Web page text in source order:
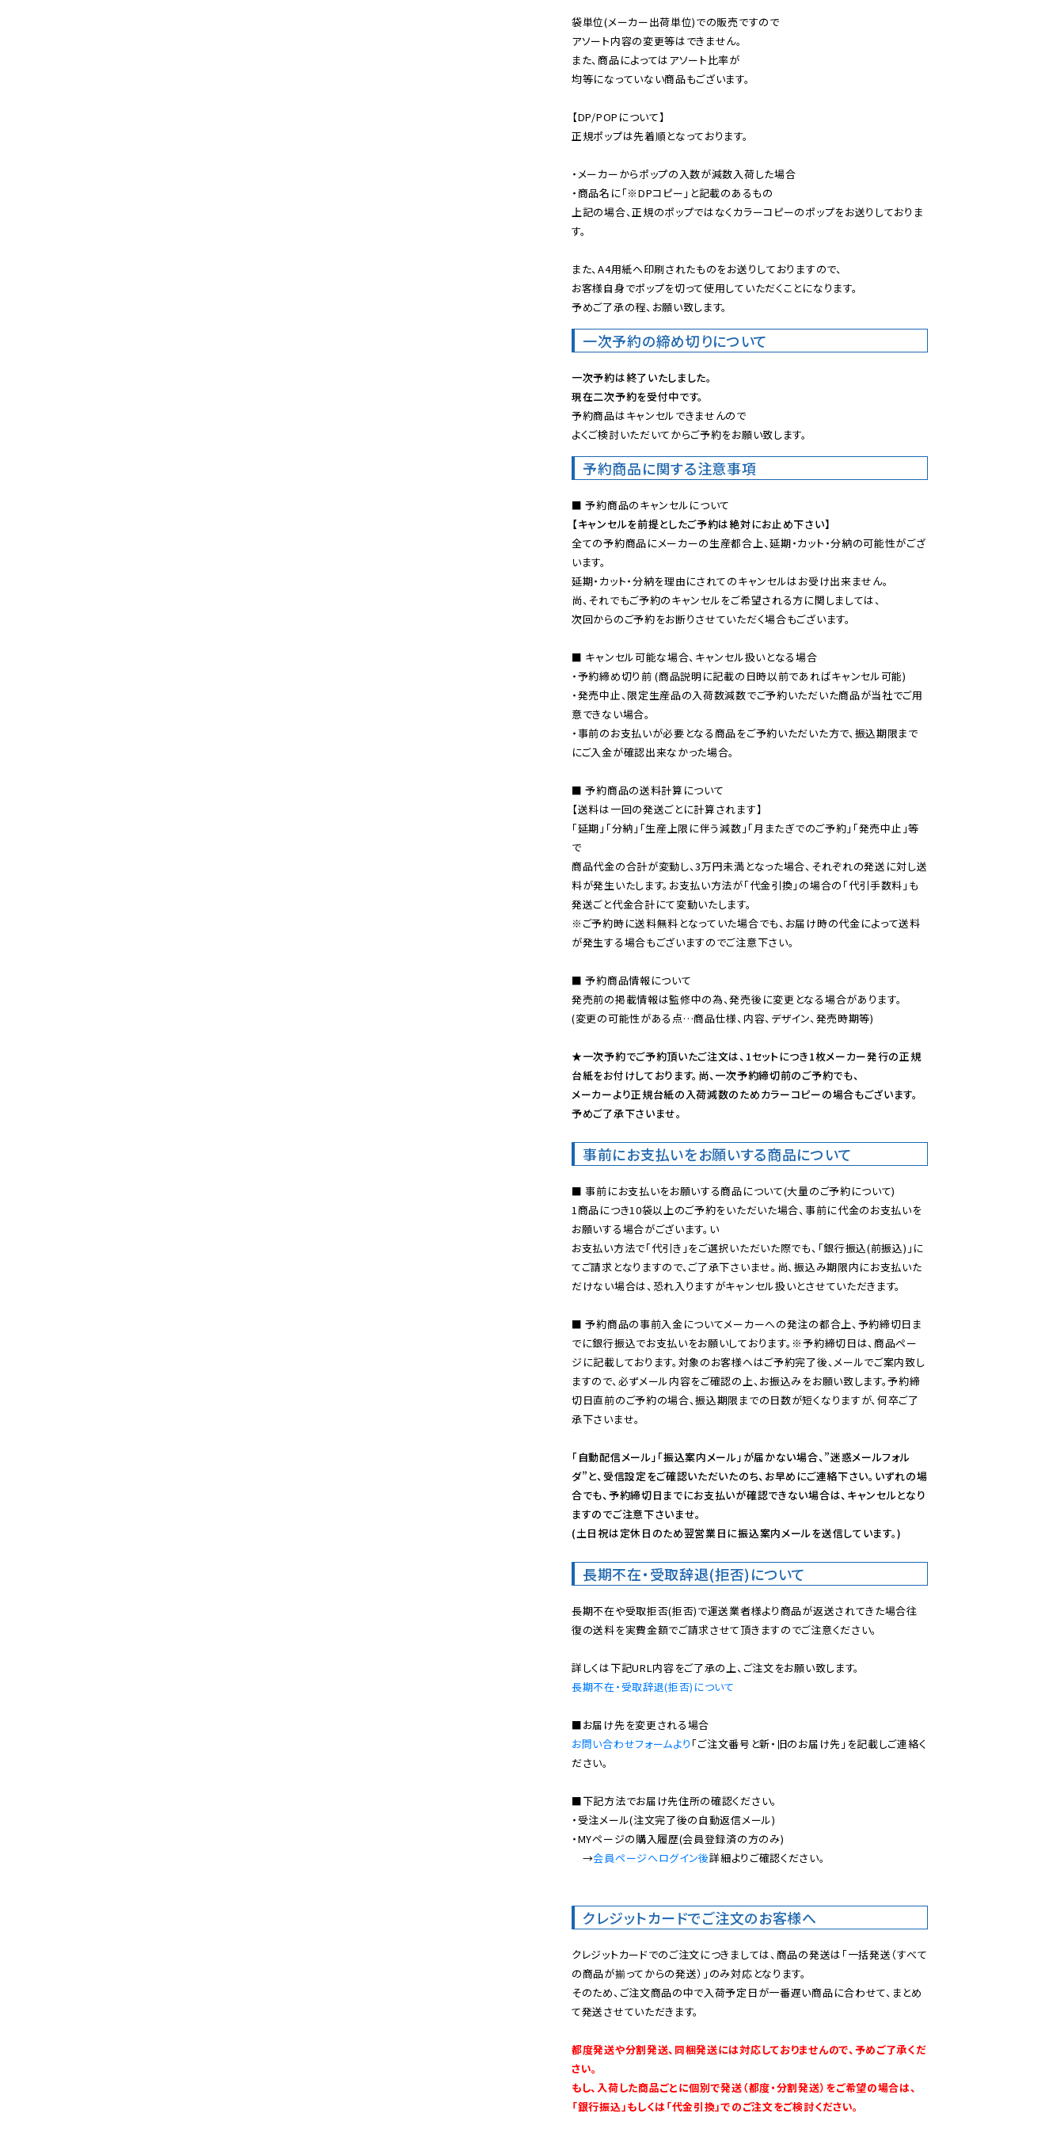
袋単位(メーカー出荷単位)での販売ですので
アソート内容の変更等はできません。
また、商品によってはアソート比率が
均等になっていない商品もございます。
【DP/POPについて】
正規ポップは先着順となっております。
・メーカーからポップの入数が減数入荷した場合
・商品名に「※DPコピー」と記載のあるもの
上記の場合、正規のポップではなくカラーコピーのポップをお送りしておりま
す。
また、A4用紙へ印刷されたものをお送りしておりますので、
お客様自身でポップを切って使用していただくことになります。
予めご了承の程、お願い致します。
一次予約の締め切りについて
一次予約は終了いたしました。
現在二次予約を受付中です。
予約商品はキャンセルできませんので
よくご検討いただいてからご予約をお願い致します。
予約商品に関する注意事項
【キャンセルを前提としたご予約は絶対にお止め下さい】
全ての予約商品にメーカーの生産都合上、延期・カット・分納の可能性がござ
います。
延期・カット・分納を理由にされてのキャンセルはお受け出来ません。
尚、それでもご予約のキャンセルをご希望される方に関しましては、
次回からのご予約をお断りさせていただく場合もございます。
■ キャンセル可能な場合、キャンセル扱いとなる場合
・予約締め切り前 (商品説明に記載の日時以前であればキャンセル可能)
・発売中止、限定生産品の入荷数減数でご予約いただいた商品が当社でご用
意できない場合。
・事前のお支払いが必要となる商品をご予約いただいた方で、振込期限まで
にご入金が確認出来なかった場合。
■ 予約商品の送料計算について
【送料は一回の発送ごとに計算されます】
「延期」「分納」「生産上限に伴う減数」「月またぎでのご予約」「発売中止」等
で
商品代金の合計が変動し、3万円未満となった場合、それぞれの発送に対し送
料が発生いたします。お支払い方法が「代金引換」の場合の「代引手数料」も
※ご予約時に送料無料となっていた場合でも、お届け時の代金によって送料
が発生する場合もございますのでご注意下さい。
■ 予約商品情報について
発売前の掲載情報は監修中の為、発売後に変更となる場合があります。
(変更の可能性がある点…商品仕様、内容、デザイン、発売時期等)
★一次予約でご予約頂いたご注文は、1セットにつき1枚メーカー発行の正規
台紙をお付けしております。尚、一次予約締切前のご予約でも、
メーカーより正規台紙の入荷減数のためカラーコピーの場合もございます。
予めご了承下さいませ。
事前にお支払いをお願いする商品について
■ 事前にお支払いをお願いする商品について(大量のご予約について)
1商品につき10袋以上のご予約をいただいた場合、事前に代金のお支払いを
お願いする場合がございます。い
お支払い方法で「代引き」をご選択いただいた際でも、「銀行振込(前振込)」に
てご請求となりますので、ご了承下さいませ。尚、振込み期限内にお支払いた
だけない場合は、恐れ入りますがキャンセル扱いとさせていただきます。
■ 予約商品の事前入金についてメーカーへの発注の都合上、予約締切日ま
でに銀行振込でお支払いをお願いしております。※予約締切日は、商品ペー
ジに記載しております。対象のお客様へはご予約完了後、メールでご案内致し
ますので、必ずメール内容をご確認の上、お振込みをお願い致します。予約締
切日直前のご予約の場合、振込期限までの日数が短くなりますが、何卒ご了
承下さいませ。
「自動配信メール」「振込案内メール」が届かない場合、”迷惑メールフォル
ダ”と、受信設定をご確認いただいたのち、お早めにご連絡下さい。いずれの場
合でも、予約締切日までにお支払いが確認できない場合は、キャンセルとなり
ますのでご注意下さいませ。
(土日祝は定休日のため翌営業日に振込案内メールを送信しています。)
長期不在・受取辞退(拒否)について
長期不在や受取拒否(拒否)で運送業者様より商品が返送されてきた場合往
復の送料を実費金額でご請求させて頂きますのでご注意ください。
長期不在・受取辞退(拒否)について
お問い合わせフォームより 「ご注文番号と新・旧のお届け先」を記載しご連絡く
ださい。
■下記方法でお届け先住所の確認ください。
・受注メール(注文完了後の自動返信メール)
・MYページの購入履歴(会員登録済の方のみ)
→会員ページへログイン後詳細よりご確認ください。
クレジットカードでご注文のお客様へ
クレジットカードでのご注文につきましては、商品の発送は「一括発送（すべて
の商品が揃ってからの発送）」のみ対応となります。
そのため、ご注文商品の中で入荷予定日が一番遅い商品に合わせて、まとめ
て発送させていただきます。
都度発送や分割発送、同梱発送には対応しておりませんので、予めご了承くだ
さい。
もし、入荷した商品ごとに個別で発送（都度・分割発送）をご希望の場合は、
「銀行振込」もしくは「代金引換」でのご注文をご検討ください。